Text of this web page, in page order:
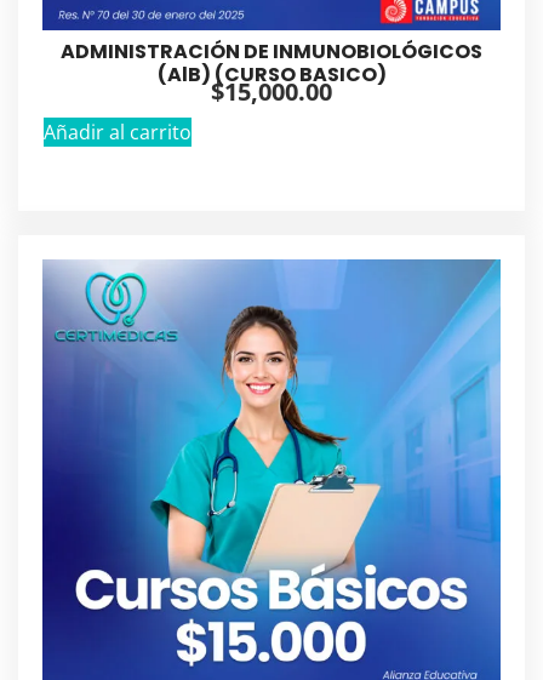
ADMINISTRACIÓN DE INMUNOBIOLÓGICOS
(AlB) (CURSO BASICO)
$15,000.00
Añadir al carrito